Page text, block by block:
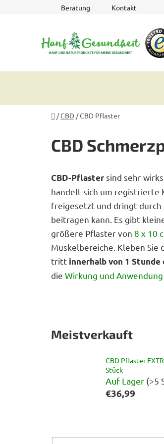
Beratung Kontakt
Startseite
/CBD /CBD Pflaster
CBD
CBD-Pflaster sind sehr
handelt sich um registrierte
freigesetzt und dringt durch
beitragen kann. Es gibt
größere Pflaster von 8 x 10
Muskelbereiche. Kleben Sie
tritt innerhalb von 1
die Wirkung und
Meistverkauft
CBD Pflaster
Stück
Auf Lager (>5
€36,99